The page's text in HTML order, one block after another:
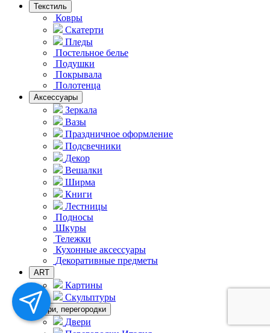
Текстиль
Ковры
Скатерти
Пледы
Постельное белье
Подушки
Покрывала
Полотенца
Аксессуары
Зеркала
Вазы
Праздничное оформление
Подсвечники
Декор
Вешалки
Ширма
Книги
Лестницы
Подносы
Шкуры
Тележки
Кухонные аксессуары
Декоративные предметы
ART
Картины
Скульптуры
Двери, перегородки
Двери